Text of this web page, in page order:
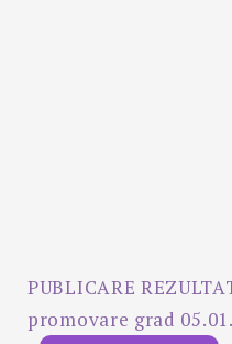
PUBLICARE
promovare grad